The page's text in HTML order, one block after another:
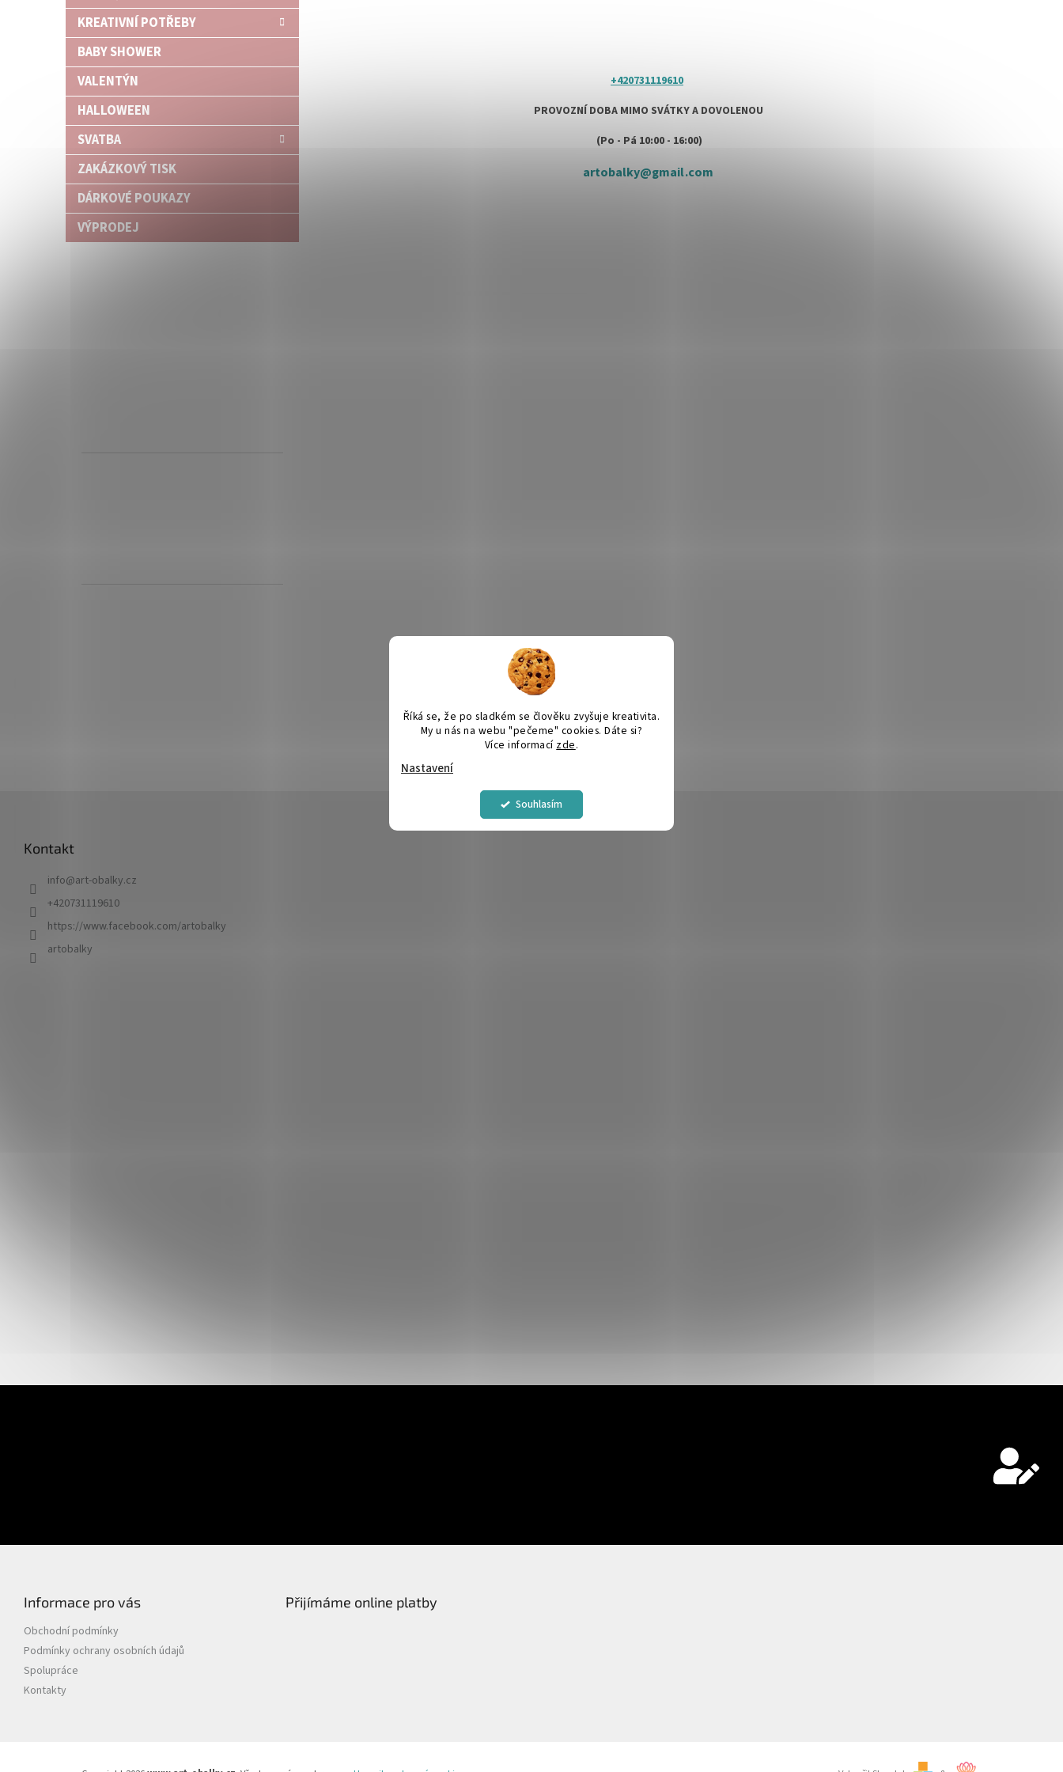
Říká se, že po sladkém se člověku zvyšuje kreativita.
My u nás na webu "pečeme" cookies. Dáte si?
Více informací zde.
Nastavení
Souhlasím
n
KREATIVNÍ POTŘEBY
BABY SHOWER
VALENTÝN
HALLOWEEN
SVATBA
ZAKÁZKOVÝ TISK
DÁRKOVÉ POUKAZY
VÝPRODEJ
+420731119610
PROVOZNÍ DOBA MIMO SVÁTKY A DOVOLENOU
(Po - Pá 10:00 - 16:00)
artobalky@gmail.com
Kontakt
info@art-obalky.cz
+420731119610
https://www.facebook.com/artobalky
artobalky
Informace pro vás
Obchodní podmínky
Podmínky ochrany osobních údajů
Spolupráce
Kontakty
Přijímáme online platby